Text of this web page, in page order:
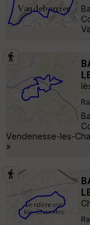
Vendenesse-les-
»